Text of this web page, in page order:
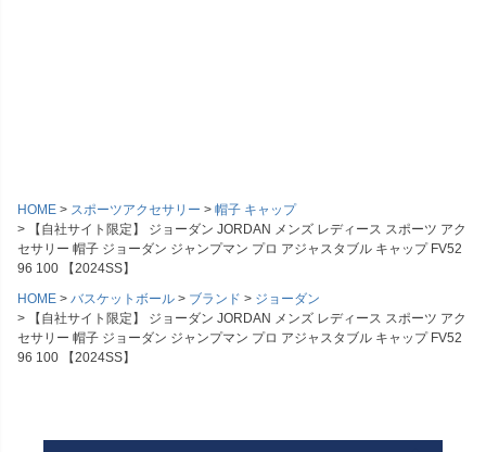
HOME スポーツアクセサリー
帽子 キャップ
【自社サイト限定】 ジョーダン JORDAN メンズ レディース スポーツ アク
セサリー 帽子 ジョーダン ジャンプマン プロ アジャスタブル キャップ FV52
96 100 【2024SS】
HOME
バスケットボール ブランド
ジョーダン
【自社サイト限定】 ジョーダン JORDAN メンズ レディース スポーツ アク
セサリー 帽子 ジョーダン ジャンプマン プロ アジャスタブル キャップ FV52
96 100 【2024SS】